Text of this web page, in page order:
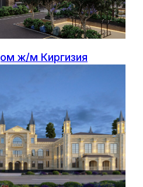
ж/м Киргизия
9,